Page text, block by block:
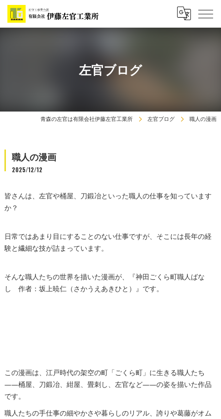
左官ブログ
青森の左官は有限会社伊藤左官工業所 左官ブログ 職人の漫画
職人の漫画
2025/12/12
皆さんは、左官や桶屋、刀鍛冶といった職人の仕事を知っています
か？
日常ではあまり目にすることのない仕事ですが、そこには長年の経
験と繊細な技が詰まっています。
そんな職人たちの世界を描いた漫画が、『神田ごくら町職人ばな
し 作者：坂上暁仁（さかうえあきひと）』です。
この漫画は、江戸時代の架空の町「ごくら町」に生きる職人たち
――桶屋、刀鍛冶、紺屋、畳刺し、左官など――の姿を描いた作品
です。
職人たちの手仕事の細やかさや暮らしのリアル、誇りや葛藤がオム